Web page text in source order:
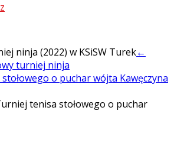
←
turniej ninja
o puchar wójta Kawęczyna